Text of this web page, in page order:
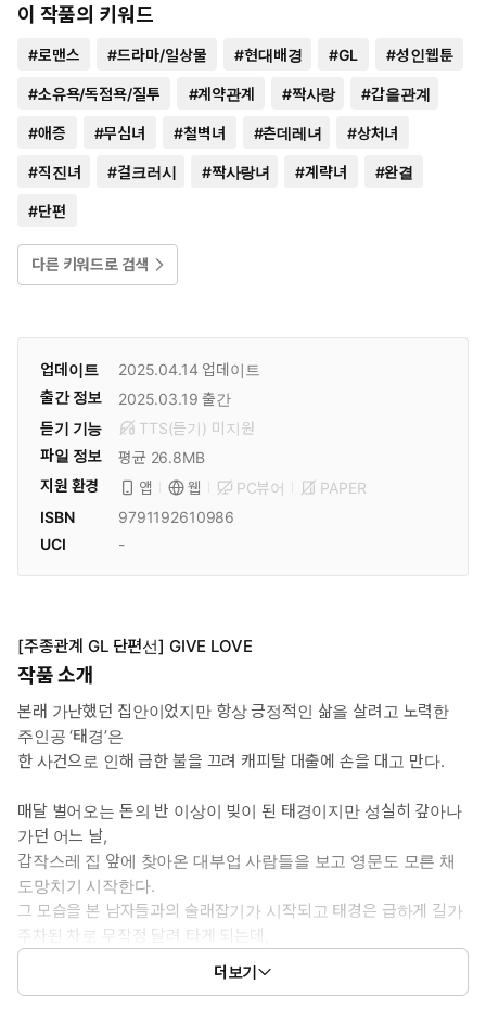
이 작품의 키워드
#로맨스 #드라마/일상물 #현대배경 #GL #성인웹툰
#소유욕/독점욕/질투 #계약관계 #짝사랑 #갑을관계
#애증 #무심녀 #철벽녀 #츤데레녀 #상처녀
#직진녀 #걸크러시 #짝사랑녀 #계략녀 #완결
#단편
다른 키워드로 검색
업데이트 2025.04.14 업데이트
출간 정보
2025.03.19 출간
듣기 기능
TTS(듣기) 미 지원
파일 정보
평균 26.8MB
지원 환경
앱 웹 PC뷰어
PAPER
ISBN
9791192610986
UCI
-
[주종관계 GL 단편선] GIVE LOVE
작품 소개
본래 가난했던 집안이었지만 항상 긍정적인 삶을 살려고 노력한
주인공 ‘태경’은
한 사건으로 인해 급한 불을 끄려 캐피탈 대출에 손을 대고 만다.
매달 벌어오는 돈의 반 이상이 빚이 된 태경이지만 성실히 갚아나
가던 어느 날,
갑작스레 집 앞에 찾아온 대부업 사람들을 보고 영문도 모른 채
도망치기 시작한다.
그 모습을 본 남자들과의 술래잡기가 시작되고 태경은 급하게 길가
주차된 차로 무작정 달려 타게 되는데,
이게 웬걸? 조수석에 앉아있던 건 다름 아닌 자신이 돈을 빌린 캐피
탈 사장의 딸 ‘해주’가 아니겠는가?
더보기